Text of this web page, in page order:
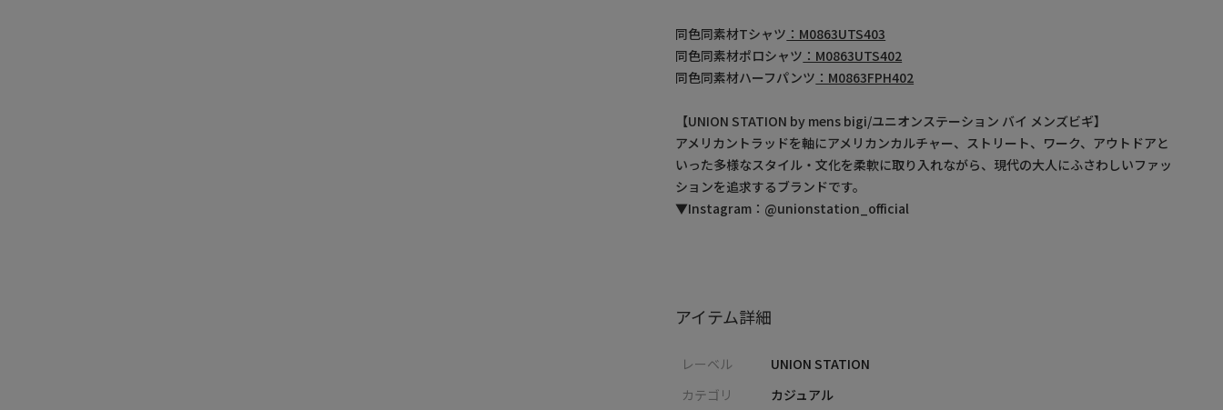
同色同素材Tシャツ ：M0863UTS403
同色同素材ポロシャツ ：M0863UTS402
同色同素材ハーフパンツ ：M0863FPH402
【UNION STATION by mens bigi/ユニオンステーション バイ メンズビギ】
アメリカントラッドを軸にアメリカンカルチャー、ストリート、ワーク、アウトドアと
いった多様なスタイル・文化を柔軟に取り入れながら、現代の大人にふさわしいファッ
ションを追求するブランドです。
▼Instagram：@unionstation_official
アイテム詳細
レーベル
UNION STATION
カテゴリ
カジュアル